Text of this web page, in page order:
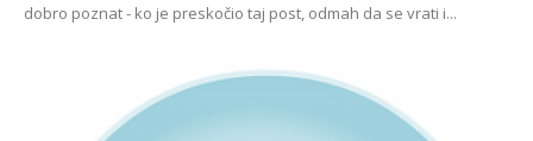
dobro poznat - ko je preskočio taj post, odmah da se vrati i...